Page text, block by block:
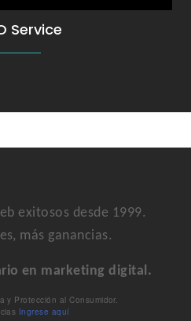
Service
exitosos desde 1999.
más ganancias.
en marketing digital.
y Protección al Consumidor.
Ingrese aquí